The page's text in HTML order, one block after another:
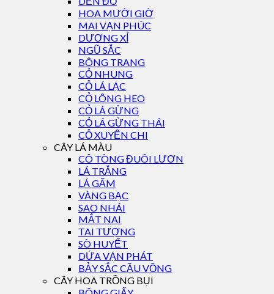
HOA MƯỜI GIỜ
MAI VẠN PHÚC
DƯƠNG XỈ
NGŨ SẮC
BÔNG TRANG
CỎ NHUNG
CỎ LÁ LẠC
CỎ LÔNG HEO
CỎ LÁ GỪNG
CỎ LÁ GỪNG THÁI
CỎ XUYẾN CHI
CÂY LÁ MÀU
CÔ TÒNG ĐUÔI LƯƠN
LÁ TRẮNG
LÁ GẤM
VÀNG BẠC
SAO NHÁI
MẮT NAI
TAI TƯỢNG
SÒ HUYẾT
DỨA VẠN PHÁT
BẢY SẮC CẦU VỒNG
CÂY HOA TRỒNG BỤI